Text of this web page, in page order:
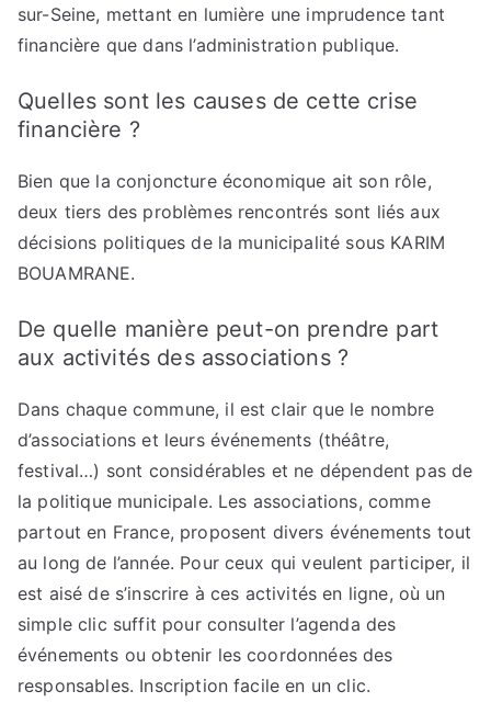
sur-Seine, mettant en lumière une imprudence tant
financière que dans l’administration publique.
Quelles sont les causes de cette crise
financière ?
Bien que la conjoncture économique ait son rôle,
deux tiers des problèmes rencontrés sont liés aux
décisions politiques de la municipalité sous KARIM
BOUAMRANE.
De quelle manière peut-on prendre part
aux activités des associations ?
Dans chaque commune, il est clair que le nombre
d’associations et leurs événements (théâtre,
festival…) sont considérables et ne dépendent pas de
la politique municipale. Les associations, comme
partout en France, proposent divers événements tout
au long de l’année. Pour ceux qui veulent participer, il
est aisé de s’inscrire à ces activités en ligne, où un
simple clic suffit pour consulter l’agenda des
événements ou obtenir les coordonnées des
responsables. Inscription facile en un clic.